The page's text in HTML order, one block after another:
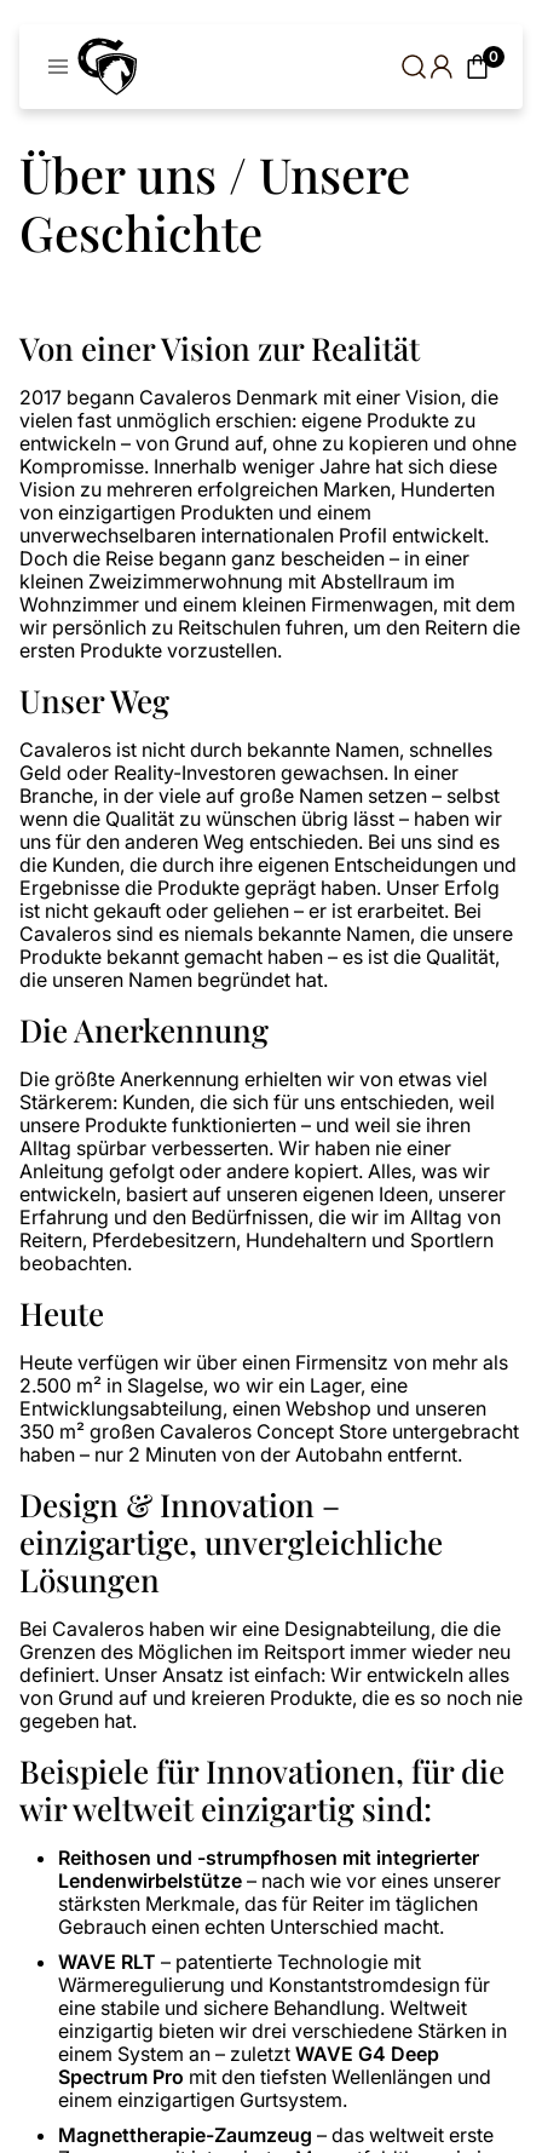
0
Über uns / Unsere
Geschichte
Von einer Vision zur Realität
2017 begann Cavaleros Denmark mit einer Vision, die
vielen fast unmöglich erschien: eigene Produkte zu
entwickeln – von Grund auf, ohne zu kopieren und ohne
Kompromisse. Innerhalb weniger Jahre hat sich diese
Vision zu mehreren erfolgreichen Marken, Hunderten
von einzigartigen Produkten und einem
unverwechselbaren internationalen Profil entwickelt.
Doch die Reise begann ganz bescheiden – in einer
kleinen Zweizimmerwohnung mit Abstellraum im
Wohnzimmer und einem kleinen Firmenwagen, mit dem
wir persönlich zu Reitschulen fuhren, um den Reitern die
ersten Produkte vorzustellen.
Unser Weg
Cavaleros ist nicht durch bekannte Namen, schnelles
Geld oder Reality-Investoren gewachsen. In einer
Branche, in der viele auf große Namen setzen – selbst
wenn die Qualität zu wünschen übrig lässt – haben wir
uns für den anderen Weg entschieden. Bei uns sind es
die Kunden, die durch ihre eigenen Entscheidungen und
Ergebnisse die Produkte geprägt haben. Unser Erfolg
ist nicht gekauft oder geliehen – er ist erarbeitet. Bei
Cavaleros sind es niemals bekannte Namen, die unsere
Produkte bekannt gemacht haben – es ist die Qualität,
die unseren Namen begründet hat.
Die Anerkennung
Die größte Anerkennung erhielten wir von etwas viel
Stärkerem: Kunden, die sich für uns entschieden, weil
unsere Produkte funktionierten – und weil sie ihren
Alltag spürbar verbesserten. Wir haben nie einer
Anleitung gefolgt oder andere kopiert. Alles, was wir
entwickeln, basiert auf unseren eigenen Ideen, unserer
Erfahrung und den Bedürfnissen, die wir im Alltag von
Reitern, Pferdebesitzern, Hundehaltern und Sportlern
beobachten.
Heute
Heute verfügen wir über einen Firmensitz von mehr als
2.500 m² in Slagelse, wo wir ein Lager, eine
Entwicklungsabteilung, einen Webshop und unseren
350 m² großen Cavaleros Concept Store untergebracht
haben – nur 2 Minuten von der Autobahn entfernt.
Design & Innovation –
einzigartige, unvergleichliche
Lösungen
Bei Cavaleros haben wir eine Designabteilung, die die
Grenzen des Möglichen im Reitsport immer wieder neu
definiert. Unser Ansatz ist einfach: Wir entwickeln alles
von Grund auf und kreieren Produkte, die es so noch nie
gegeben hat.
Beispiele für Innovationen, für die
wir weltweit einzigartig sind:
Reithosen und -strumpfhosen mit integrierter
Lendenwirbelstütze – nach wie vor eines unserer
stärksten Merkmale, das für Reiter im täglichen
Gebrauch einen echten Unterschied macht.
WAVE RLT – patentierte Technologie mit
Wärmeregulierung und Konstantstromdesign für
eine stabile und sichere Behandlung. Weltweit
einzigartig bieten wir drei verschiedene Stärken in
einem System an – zuletzt WAVE G4 Deep
Spectrum Pro mit den tiefsten Wellenlängen und
einem einzigartigen Gurtsystem.
Magnettherapie-Zaumzeug – das weltweit erste